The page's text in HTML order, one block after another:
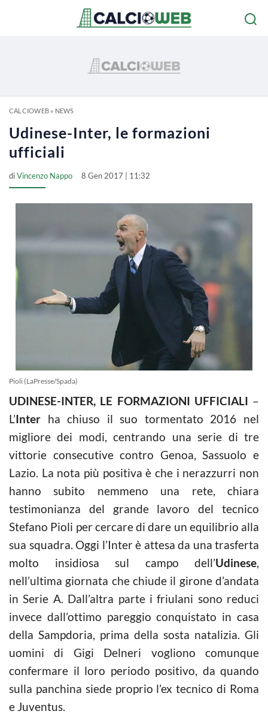
CALCIOWEB» NEWS
Udinese-Inter, le formazioni
ufficiali
diVincenzo Nappo 8 Gen 2017 | 11:32
Pioli (LaPresse/Spada)
UDINESE-INTER, LE FORMAZIONI UFFICIALI –
L’Inter ha chiuso il suo tormentato 2016 nel
migliore dei modi, centrando una serie di tre
vittorie consecutive contro Genoa, Sassuolo e
Lazio. La nota più positiva è che i nerazzurri non
hanno subito nemmeno una rete, chiara
testimonianza del grande lavoro del tecnico
Stefano Pioli per cercare di dare un equilibrio alla
sua squadra. Oggi l’Inter è attesa da una trasferta
molto insidiosa sul campo dell’Udinese,
nell’ultima giornata che chiude il girone d’andata
in Serie A. Dall’altra parte i friulani sono reduci
invece dall’ottimo pareggio conquistato in casa
della Sampdoria, prima della sosta natalizia. Gli
uomini di Gigi Delneri vogliono comunque
confermare il loro periodo positivo, da quando
sulla panchina siede proprio l’ex tecnico di Roma
e Juventus.